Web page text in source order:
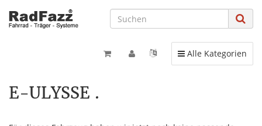
Toggle navigation
Alle Kategorien
E-ULYSSE .